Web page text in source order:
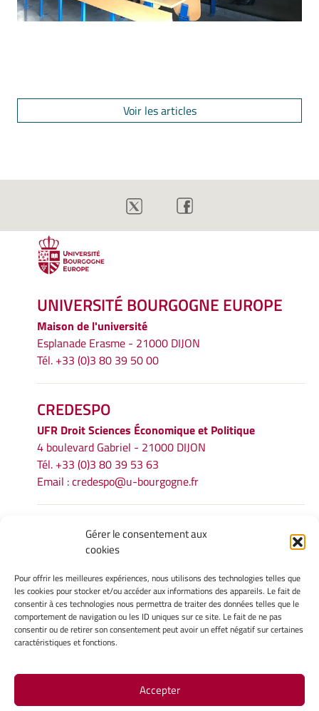
Gérer le consentement aux
cookies
Pour offrir les meilleures expériences, nous utilisons des technologies telles que
les cookies pour stocker et/ou accéder aux informations des appareils. Le fait de
consentir à ces technologies nous permettra de traiter des données telles que le
comportement de navigation ou les ID uniques sur ce site. Le fait de ne pas
consentir ou de retirer son consentement peut avoir un effet négatif sur certaines
caractéristiques et fonctions.
Accepter
Voir les articles
UNIVERSITÉ BOURGOGNE EUROPE
Maison de l'université
Esplanade Erasme - 21000 DIJON
Tél. +33 (0)3 80 39 50 00
CREDESPO
UFR Droit Sciences Économique et Politique
4 boulevard Gabriel - 21000 DIJON
Tél. +33 (0)3 80 39 53 63
Email :credespo@u-bourgogne.fr
INFORMATIONS LÉGALES
Mentions légales
Politique de cookies
Déclaration de confidentialité
Avertissement
INTRANET